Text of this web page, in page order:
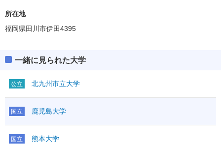
所在地
福岡県田川市伊田4395
一緒に見られた大学
公立 北九州市立大学
国立 鹿児島大学
国立 熊本大学